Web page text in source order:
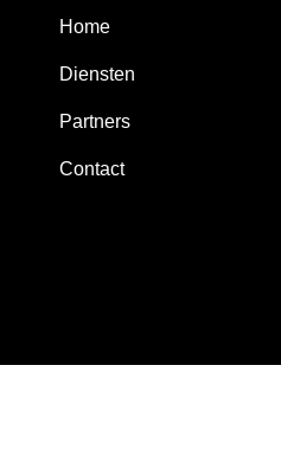
Home
Diensten
Partners
Contact